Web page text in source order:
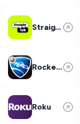
Straight Talk
Rocket League
Roku